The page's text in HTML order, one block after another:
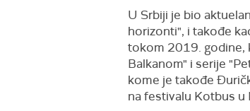
U Srbiji je bio
horizonti", i takođe
tokom 2019. godine,
Balkanom" i serije
kome je takođe
na festivalu Kotbus